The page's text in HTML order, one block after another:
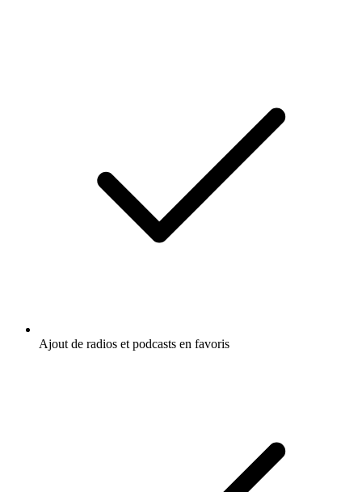
Ajout de radios et podcasts en favoris